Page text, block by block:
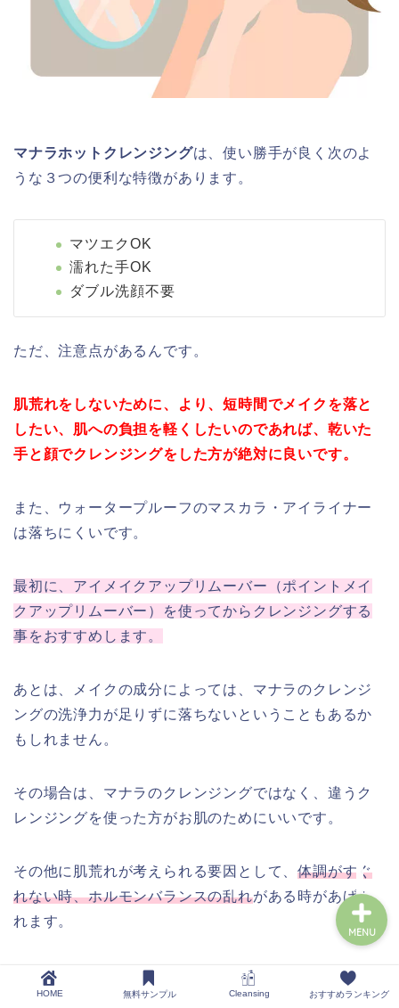
マナラホットクレンジングは、使い勝手が良く次のよ
うな３つの便利な特徴があります。
マツエクOK
濡れた手OK
ダブル洗顔不要
ただ、注意点があるんです。
肌荒れをしないために、より、短時間でメイクを落と
したい、肌への負担を軽くしたいのであれば、乾いた
手と顔でクレンジングをした方が絶対に良いです。
また、ウォータープルーフのマスカラ・アイライナー
は落ちにくいです。
最初に、アイメイクアップリムーバー（ポイントメイ
クアップリムーバー）を使ってからクレンジングする
事をおすすめします。
あとは、メイクの成分によっては、マナラのクレンジ
ングの洗浄力が足りずに落ちないということもあるか
もしれません。
その場合は、マナラのクレンジングではなく、違うク
レンジングを使った方がお肌のためにいいです。
その他に肌荒れが考えられる要因として、体調がすぐ
れない時、ホルモンバランスの乱れがある時があげら
れます。
クレンジング使う時ホルモンバランスが乱れてい
HOME 無料サンプル Cleansing おすすめランキング
MENU
おすすめランキング
お問い合わせ